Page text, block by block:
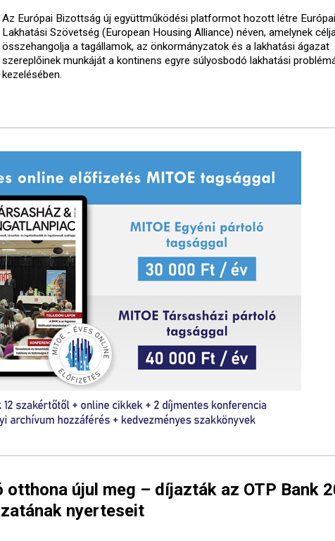
Az Európai Bizottság új együttműködési platformot hozott létre Európai
Lakhatási Szövetség (European Housing Alliance) néven, amelynek
összehangolja a tagállamok, az önkormányzatok és a lakhatási ágazat
szereplőinek munkáját a kontinens egyre súlyosbodó lakhatási
kezelésében.
otthona újul meg – díjazták az OTP Bank
nyerteseit